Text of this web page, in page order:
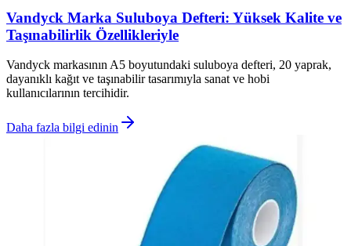
Vandyck Marka Suluboya Defteri: Yüksek Kalite ve
Taşınabilirlik Özellikleriyle
Vandyck markasının A5 boyutundaki suluboya defteri, 20 yaprak,
dayanıklı kağıt ve taşınabilir tasarımıyla sanat ve hobi
kullanıcılarının tercihidir.
Daha fazla bilgi edinin